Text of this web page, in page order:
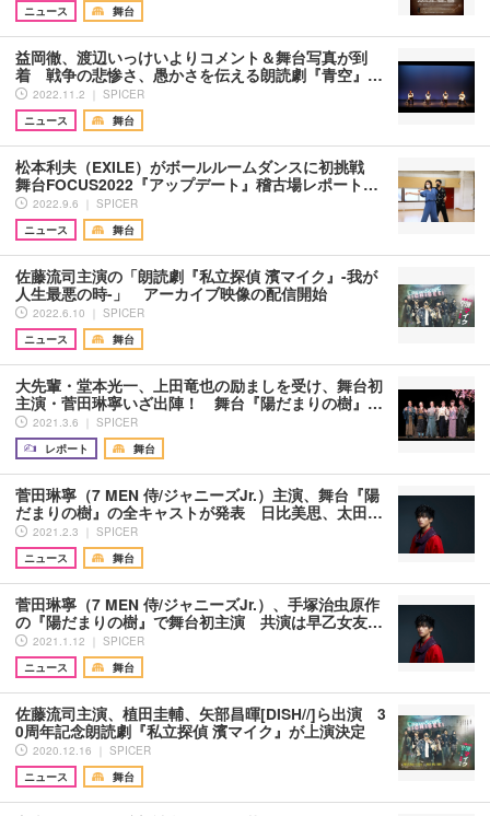
ニュース
舞台
益岡徹、渡辺いっけいよりコメント＆舞台写真が到
着 戦争の悲惨さ、愚かさを伝える朗読劇『青空』…
2022.11.2 ｜ SPICER
ニュース
舞台
松本利夫（EXILE）がボールルームダンスに初挑戦
舞台FOCUS2022『アップデート』稽古場レポート…
2022.9.6 ｜ SPICER
ニュース
舞台
佐藤流司主演の「朗読劇『私立探偵 濱マイク』-我が
人生最悪の時-」 アーカイブ映像の配信開始
2022.6.10 ｜ SPICER
ニュース
舞台
大先輩・堂本光一、上田竜也の励ましを受け、舞台初
主演・菅田琳寧いざ出陣！ 舞台『陽だまりの樹』…
2021.3.6 ｜ SPICER
レポート
舞台
菅田琳寧（7 MEN 侍/ジャニーズJr.）主演、舞台『陽
だまりの樹』の全キャストが発表 日比美思、太田…
2021.2.3 ｜ SPICER
ニュース
舞台
菅田琳寧（7 MEN 侍/ジャニーズJr.）、手塚治虫原作
の『陽だまりの樹』で舞台初主演 共演は早乙女友…
2021.1.12 ｜ SPICER
ニュース
舞台
佐藤流司主演、植田圭輔、矢部昌暉[DISH//]ら出演 3
0周年記念朗読劇『私立探偵 濱マイク』が上演決定
2020.12.16 ｜ SPICER
ニュース
舞台